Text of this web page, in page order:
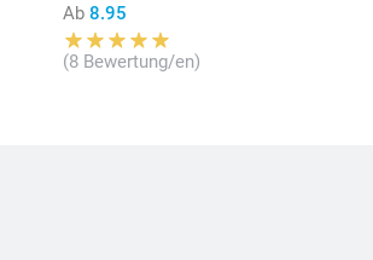
Ab 8.95
(8 Bewertung/en)